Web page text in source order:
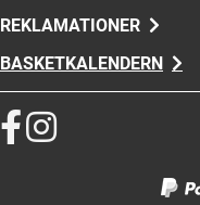
REKLAMATIONER
BASKETKALENDERN